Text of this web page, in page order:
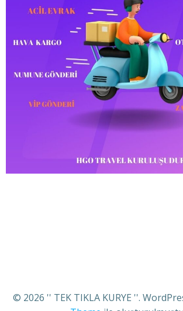
© 2026 '' TEK TIKLA KURYE ''.